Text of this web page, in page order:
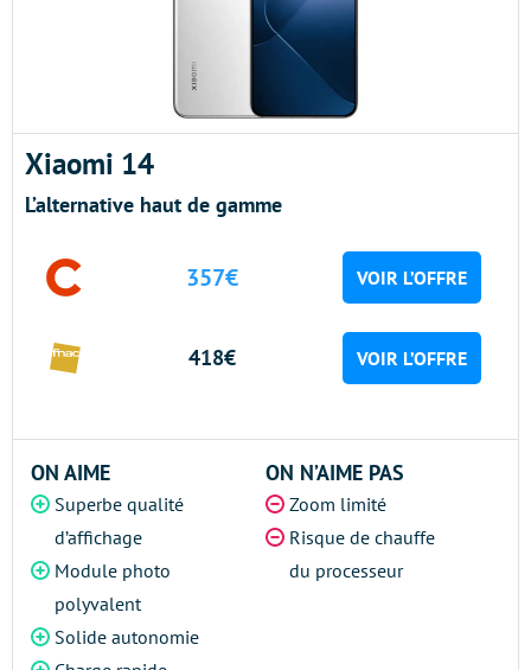
Xiaomi 14
L’alternative haut de gamme
357€ VOIR L’OFFRE
418€ VOIR L’OFFRE
ON AIME
Superbe qualité
d’affichage
Module photo
polyvalent
Solide autonomie
ON N’AIME PAS
Zoom limité
Risque de chauffe
du processeur